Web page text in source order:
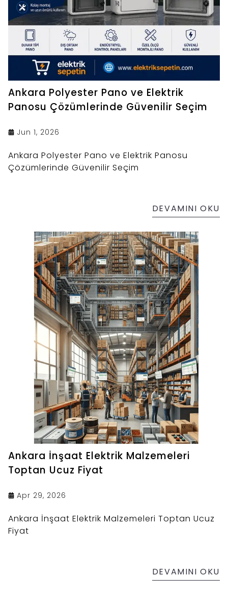
Ankara Polyester Pano ve Elektrik
Panosu Çözümlerinde Güvenilir Seçim
Jun 1, 2026
Ankara Polyester Pano ve Elektrik Panosu
Çözümlerinde Güvenilir Seçim
DEVAMINI OKU
Ankara İnşaat Elektrik Malzemeleri
Toptan Ucuz Fiyat
Apr 29, 2026
Ankara İnşaat Elektrik Malzemeleri Toptan Ucuz
Fiyat
DEVAMINI OKU